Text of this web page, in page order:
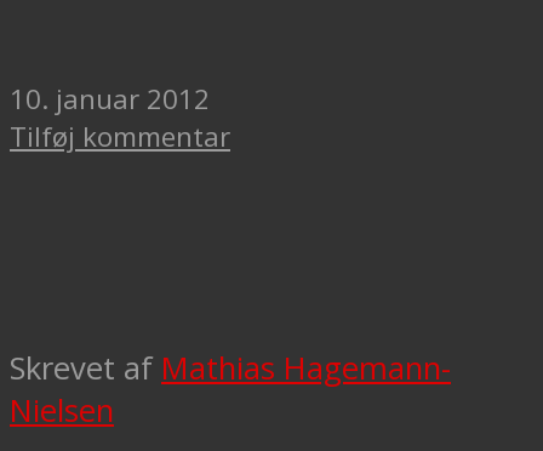
10. januar 2012
Tilføj kommentar
Skrevet af Mathias Hagemann-
Nielsen